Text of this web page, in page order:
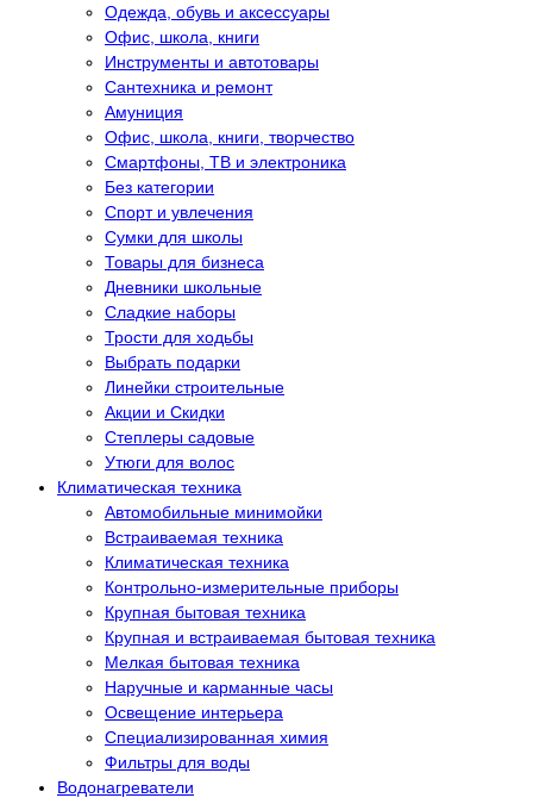
Одежда, обувь и аксессуары
Офис, школа, книги
Инструменты и автотовары
Сантехника и ремонт
Амуниция
Офис, школа, книги, творчество
Смартфоны, ТВ и электроника
Без категории
Спорт и увлечения
Сумки для школы
Товары для бизнеса
Дневники школьные
Сладкие наборы
Трости для ходьбы
Выбрать подарки
Линейки строительные
Акции и Скидки
Степлеры садовые
Утюги для волос
Климатическая техника
Автомобильные минимойки
Встраиваемая техника
Климатическая техника
Контрольно-измерительные приборы
Крупная бытовая техника
Крупная и встраиваемая бытовая техника
Мелкая бытовая техника
Наручные и карманные часы
Освещение интерьера
Специализированная химия
Фильтры для воды
Водонагреватели